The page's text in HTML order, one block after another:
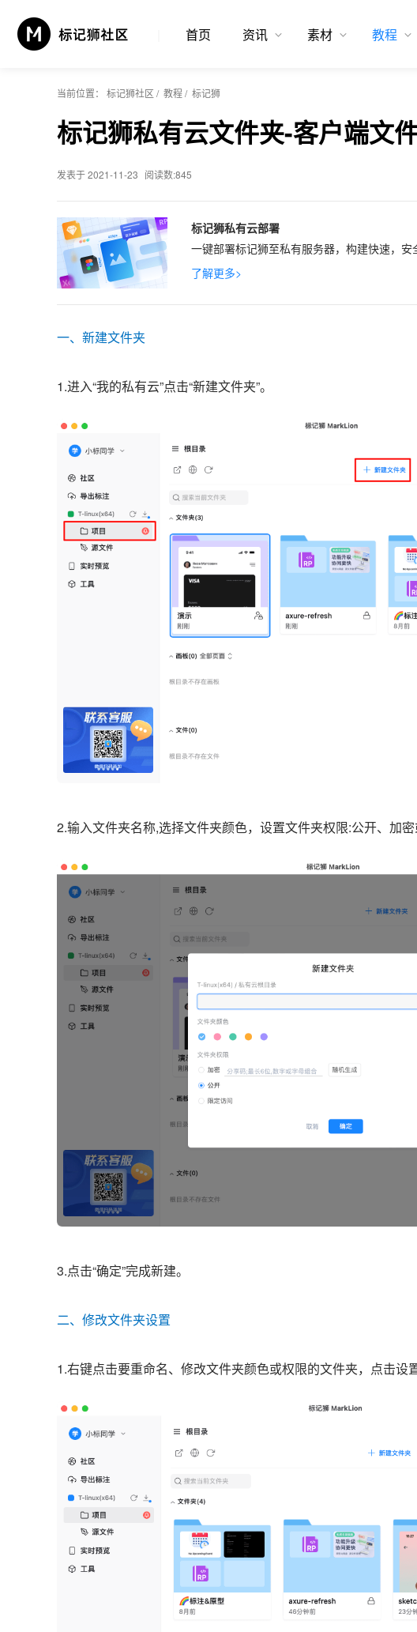
首页 资讯 素材 教程
当前位置： 标记狮社区 / 教程/ 标记狮
标记狮私有云文件夹-客户端文
发表于 2021-11-23 阅读数:845
标记狮私有云部署
一键部署标记狮至私有服务器，构建快速，
了解更多>
一、新建文件夹
1.进入“我的私有云”点击“新建文件夹”。
2.输入文件夹名称,选择文件夹颜色， 设置文件夹权限:公开、加密
3.点击“确定”完成新建。
二、修改文件夹设置
1.右键点击要重命名、修改文件夹颜色或权限的文件夹，点击设